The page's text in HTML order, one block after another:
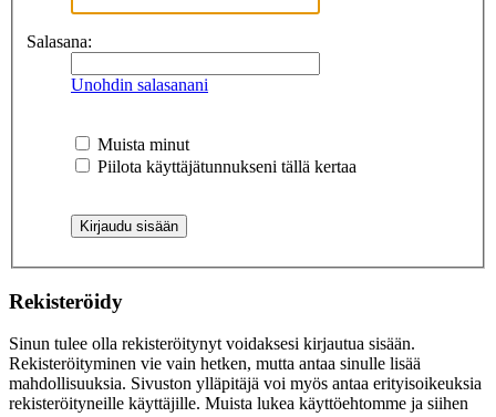
Salasana:
Unohdin salasanani
Muista minut
Piilota käyttäjätunnukseni tällä kertaa
Rekisteröidy
Sinun tulee olla rekisteröitynyt voidaksesi kirjautua sisään.
Rekisteröityminen vie vain hetken, mutta antaa sinulle lisää
mahdollisuuksia. Sivuston ylläpitäjä voi myös antaa erityisoikeuksia
rekisteröityneille käyttäjille. Muista lukea käyttöehtomme ja siihen